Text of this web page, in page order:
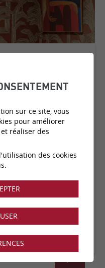
sur papier
showroom !
sur ce site, vous
pour améliorer
réaliser des
des cookies